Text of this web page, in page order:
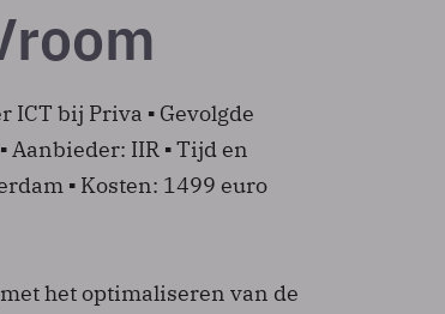
ICT bij Priva ▪ Gevolgde
Aanbieder: IIR ▪ Tijd en
▪ Kosten: 1499 euro
het optimaliseren van de